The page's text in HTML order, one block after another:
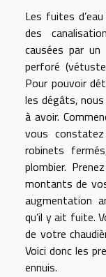
Les fuites
des
causées par
perforé
Pour pouvoir
les dégâts,
à avoir.
vous
robinets
plombier.
montants de
augmentation
qu’il y ait fuite.
de votre
Voici donc les
ennuis.